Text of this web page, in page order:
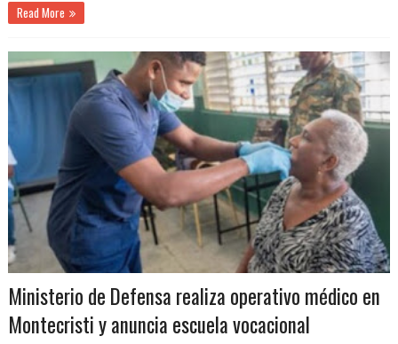
Read More
Ministerio de Defensa realiza operativo médico en
Montecristi y anuncia escuela vocacional